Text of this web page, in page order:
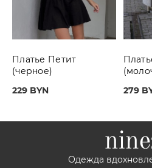
Платье Петит
(черное)
229 BYN
279
Одежда